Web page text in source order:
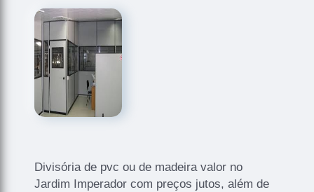
Divisória de pvc ou de madeira valor no
Jardim Imperador com preços jutos, além de